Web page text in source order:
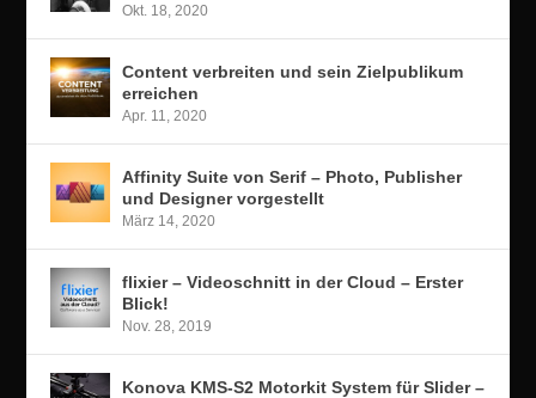
Okt. 18, 2020
Content verbreiten und sein Zielpublikum
erreichen
Apr. 11, 2020
Affinity Suite von Serif – Photo, Publisher
und Designer vorgestellt
März 14, 2020
flixier – Videoschnitt in der Cloud – Erster
Blick!
Nov. 28, 2019
Konova KMS-S2 Motorkit System für Slider –